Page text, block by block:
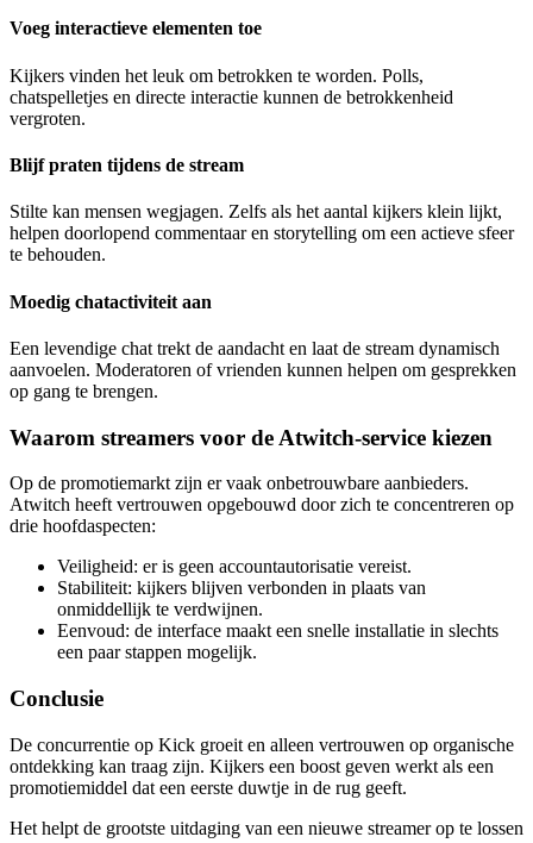
Voeg interactieve elementen toe
Kijkers vinden het leuk om betrokken te worden. Polls,
chatspelletjes en directe interactie kunnen de betrokkenheid
vergroten.
Blijf praten tijdens de stream
Stilte kan mensen wegjagen. Zelfs als het aantal kijkers klein lijkt,
helpen doorlopend commentaar en storytelling om een actieve sfeer
te behouden.
Moedig chatactiviteit aan
Een levendige chat trekt de aandacht en laat de stream dynamisch
aanvoelen. Moderatoren of vrienden kunnen helpen om gesprekken
op gang te brengen.
Waarom streamers voor de Atwitch-service kiezen
Op de promotiemarkt zijn er vaak onbetrouwbare aanbieders.
Atwitch heeft vertrouwen opgebouwd door zich te concentreren op
drie hoofdaspecten:
Veiligheid: er is geen accountautorisatie vereist.
Stabiliteit: kijkers blijven verbonden in plaats van
onmiddellijk te verdwijnen.
Eenvoud: de interface maakt een snelle installatie in slechts
een paar stappen mogelijk.
Conclusie
De concurrentie op Kick groeit en alleen vertrouwen op organische
ontdekking kan traag zijn. Kijkers een boost geven werkt als een
promotiemiddel dat een eerste duwtje in de rug geeft.
Het helpt de grootste uitdaging van een nieuwe streamer op te lossen